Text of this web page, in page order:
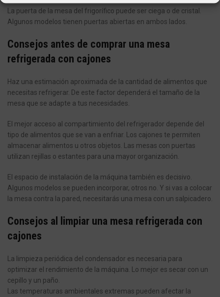
La puerta de la mesa del frigorífico puede ser ciega o de cristal.
Algunos modelos tienen puertas abiertas en ambos lados.
Consejos antes de comprar una mesa
refrigerada con cajones
Haz una estimación aproximada de la cantidad de alimentos que
necesitas refrigerar. De este factor dependerá el tamaño de la
mesa que se adapte a tus necesidades.
El mejor acceso al compartimiento del refrigerador depende del
tipo de alimentos que se van a enfriar. Los cajones te permiten
almacenar alimentos u otros objetos. Las mesas con puertas
utilizan rejillas o estantes para una mayor organización.
El espacio de instalación de la máquina también es decisivo.
Algunos modelos se pueden incorporar, otros no. Y si vas a colocar
la mesa contra la pared, necesitarás una mesa con un salpicadero.
Consejos al limpiar una mesa refrigerada con
cajones
La limpieza periódica del condensador es necesaria para
optimizar el rendimiento de la máquina. Lo mejor es secar con un
cepillo y un paño.
Las temperaturas ambientales extremas pueden afectar la